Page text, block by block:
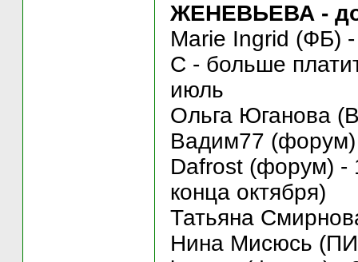
ЖЕНЕВЬЕВА -
Marie Ingrid (ФБ)
С - больше
июль
Ольга Юганова
Вадим77 (форум)
Dafrost (форум) -
конца октября)
Татьяна
Нина Мисюсь